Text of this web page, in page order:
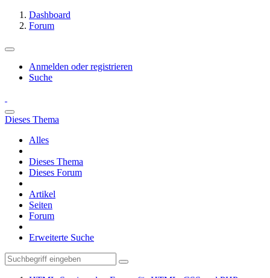
Dashboard
Forum
Anmelden oder registrieren
Suche
Dieses Thema
Alles
Dieses Thema
Dieses Forum
Artikel
Seiten
Forum
Erweiterte Suche